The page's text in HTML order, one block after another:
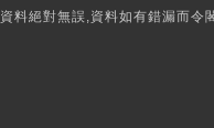
絕對無誤,資料如有錯漏而令